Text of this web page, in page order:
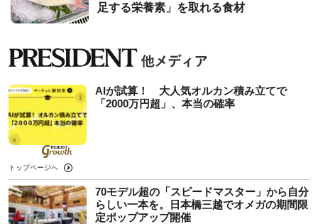
足する栄養素」を取れる食材
AIが試算！ 大人気オルカン積み立てで
「2000万円超」、本当の確率
トップページへ
70モデル超の「スピードマスター」から自分
らしい一本を。日本橋三越でオメガの期間限
定ポップアップ開催